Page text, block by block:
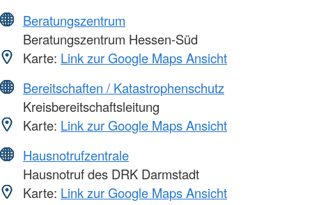
Beratungszentrum
Beratungszentrum Hessen-Süd
Karte: Link zur Google Maps Ansicht
Bereitschaften / Katastrophenschutz
Kreisbereitschaftsleitung
Karte: Link zur Google Maps Ansicht
Hausnotrufzentrale
Hausnotruf des DRK Darmstadt
Karte: Link zur Google Maps Ansicht